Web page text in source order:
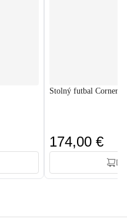
Stolný futbal Corner
174,00 €